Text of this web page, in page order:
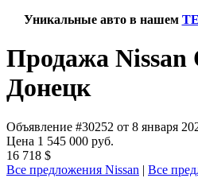
Уникальные авто в нашем
Продажа Nissan
Донецк
Объявление #30252 от 8 января
Цена 1 545 000 руб.
16 718 $
Все предложения Nissan | Все